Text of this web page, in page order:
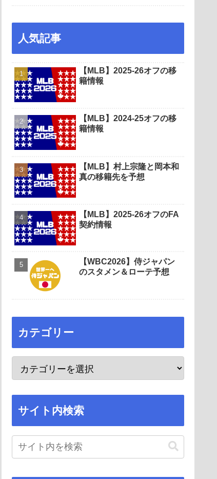
人気記事
【MLB】2025-26オフの移
籍情報
【MLB】2024-25オフの移
籍情報
【MLB】村上宗隆と岡本和
真の移籍先を予想
【MLB】2025-26オフのFA
契約情報
【WBC2026】侍ジャパン
のスタメン＆ローテ予想
カテゴリー
サイト内検索